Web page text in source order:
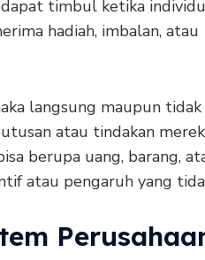
timbul ketika
hadiah, imbalan, atau
langsung maupun tidak
atau tindakan
berupa uang, barang,
atau pengaruh yang